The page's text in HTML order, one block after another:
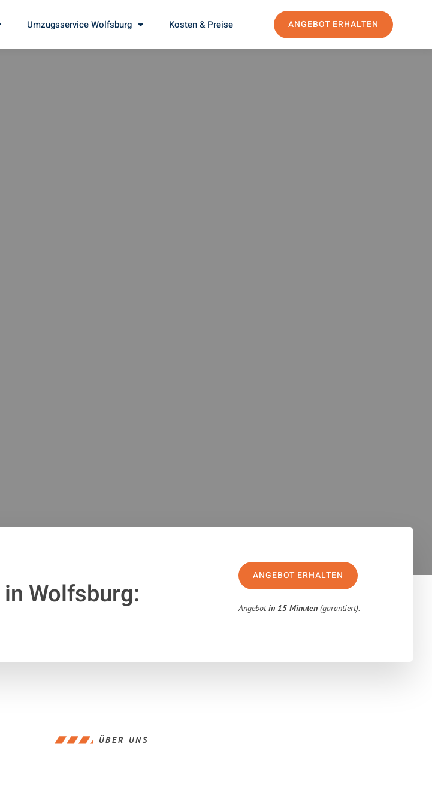
Umzugsservice Wolfsburg Kosten & Preise ANGEBOT ERHALTEN
in Wolfsburg:
ANGEBOT ERHALTEN
Angebotin 15 Minuten (garantiert).
ÜBER UNS